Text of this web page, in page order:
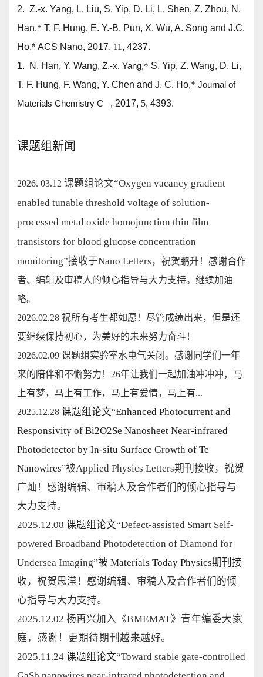
2. Z.-x. Yang, L. Liu, S. Yip, D. Li, L. Shen, Z. Zhou, N.
Han,* T. F. Hung, E. Y.-B. Pun, X. Wu, A. Song and J.C.
Ho,*ACS Nano, 2017, 11 , 4237.
1.
N. Han, Y. Wang, Z.-x. Yang,* S. Yip, Z. Wang, D. Li,
T. F. Hung, F. Wang, Y. Chen and J. C. Ho,* Journal of
Materials Chemistry C
, 2017, 5, 4393.
课题组新闻
2026. 03.12 课题组论文“Oxygen vacancy gradient
enabled tunable threshold voltage of solution-
processed metal oxide homojunction thin film
transistors for blood glucose concentration
monitoring”接收于Nano Letters ， 祝贺鹏升！感谢合作
者、编辑及审稿人的倾心指导与大力支持。继续加油
咯。
2026.02.28 祝所有考生都如愿！尽管成绩出来，但是还
要继续保持初心，为美好的未来努力奋斗！
2026.02.09 课题组实验室水电气关闭。感谢同学们一年
来的陪伴和不懈努力！26年让我们一起加油冲冲冲，马
上有梦，马上有工作，马上有爱情，马上有...
2025.12.28 课题组论文“Enhanced Photocurrent and
Responsivity of Bi2O2Se Nanosheet Near-infrared
Photodetector by In-situ Surface Growth of Te
Nanowires”被Applied Physics Letters期刊 接收，祝贺
广灿！感谢编辑、审稿人及合作者们的倾心指导与
大力支持。
2025.12.08 课题组论文“Defect-assisted Smart Self-
powered Broadband Photodetection of Diamond for
Undersea Imaging”被 Materials Today Physics期刊接
收 ，祝贺思滢！ 感谢编辑、审稿人及合作者们的倾
心指导与大力支持。
2025.12.02 杨再兴加入《BMEMAT》青年编委大家
庭，感谢！更期待期刊越来越好。
2025.11.24 课题组论文“Toward stable gate-controlled